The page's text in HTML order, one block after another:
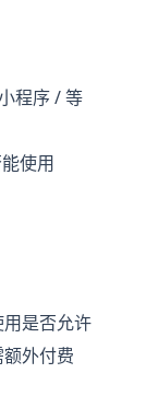
程序 / 等
使用
是否允许
外付费